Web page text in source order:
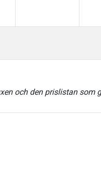
och den prislistan som